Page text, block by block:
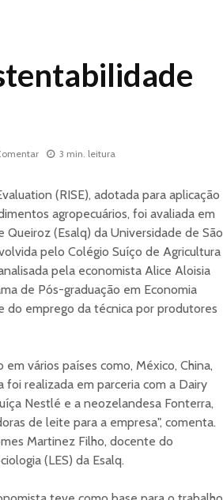
3 min. leitura
(RISE), adotada para aplicação
agropecuários, foi avaliada em
Queiroz (Esalq) da Universidade de São
pelo Colégio Suíço de Agricultura
pela economista Alice Aloisia
de Pós-graduação em Economia
do emprego da técnica por produtores
vários países como, México, China,
foi realizada em parceria com a Dairy
Nestlé e a neozelandesa Fonterra,
de leite para a empresa", comenta.
Martinez Filho, docente do
(LES) da Esalq.